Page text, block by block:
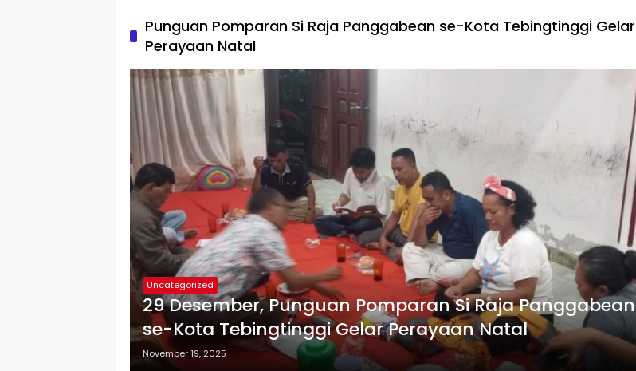
Punguan Pomparan Si Raja Panggabean se-Kota Tebingtinggi Gelar
Perayaan Natal
Uncategorized
29 Desember, Punguan Pomparan Si Raja Panggabean
se-Kota Tebingtinggi Gelar Perayaan Natal
November 19, 2025